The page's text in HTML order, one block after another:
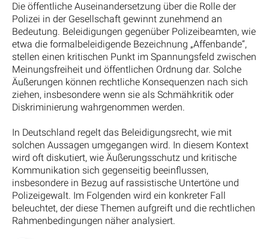
Die öffentliche Auseinandersetzung über die Rolle der
Polizei in der Gesellschaft gewinnt zunehmend an
Bedeutung. Beleidigungen gegenüber Polizeibeamten, wie
etwa die formalbeleidigende Bezeichnung „Affenbande“,
stellen einen kritischen Punkt im Spannungsfeld zwischen
Meinungsfreiheit und öffentlichen Ordnung dar. Solche
Äußerungen können rechtliche Konsequenzen nach sich
ziehen, insbesondere wenn sie als Schmähkritik oder
Diskriminierung wahrgenommen werden.
In Deutschland regelt das Beleidigungsrecht, wie mit
solchen Aussagen umgegangen wird. In diesem Kontext
wird oft diskutiert, wie Äußerungsschutz und kritische
Kommunikation sich gegenseitig beeinflussen,
insbesondere in Bezug auf rassistische Untertöne und
Polizeigewalt. Im Folgenden wird ein konkreter Fall
beleuchtet, der diese Themen aufgreift und die rechtlichen
Rahmenbedingungen näher analysiert.